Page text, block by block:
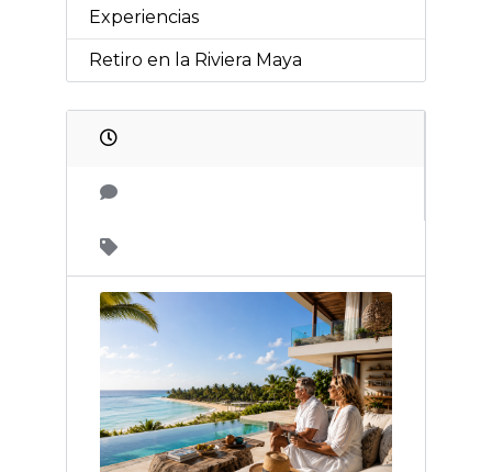
Experiencias
Retiro en la Riviera Maya